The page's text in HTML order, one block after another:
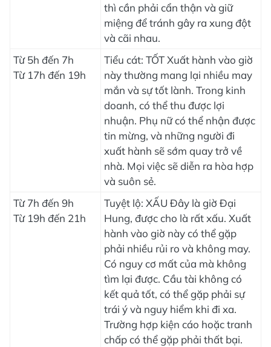
thì cần phải cẩn thận và giữ
miệng để tránh gây ra xung đột
và cãi nhau.
Từ 5h đến 7h
Từ 17h đến 19h
Tiểu cát: TỐT Xuất hành vào giờ
này thường mang lại nhiều may
mắn và sự tốt lành. Trong kinh
doanh, có thể thu được lợi
nhuận. Phụ nữ có thể nhận được
tin mừng, và những người đi
xuất hành sẽ sớm quay trở về
nhà. Mọi việc sẽ diễn ra hòa hợp
và suôn sẻ.
Từ 7h đến 9h
Từ 19h đến 21h
Tuyệt lộ: XẤU Đây là giờ Đại
Hung, được cho là rất xấu. Xuất
hành vào giờ này có thể gặp
phải nhiều rủi ro và không may.
Có nguy cơ mất của mà không
tìm lại được. Cầu tài không có
kết quả tốt, có thể gặp phải sự
trái ý và nguy hiểm khi đi xa.
Trường hợp kiện cáo hoặc tranh
chấp có thể gặp phải thất bại.